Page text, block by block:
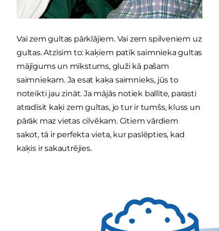
Vai zem gultas pārklājiem. Vai zem spilveniem uz
gultas. Atzīsim to: kaķiem patīk saimnieka gultas
mājīgums un mīkstums, gluži kā pašam
saimniekam. Ja esat kaķa saimnieks, jūs to
noteikti jau zināt. Ja mājās notiek ballīte, parasti
atradīsit kaķi zem gultas, jo tur ir tumšs, kluss un
pārāk maz vietas cilvēkam. Citiem vārdiem
sakot, tā ir perfekta vieta, kur paslēpties, kad
kaķis ir sakautrējies.